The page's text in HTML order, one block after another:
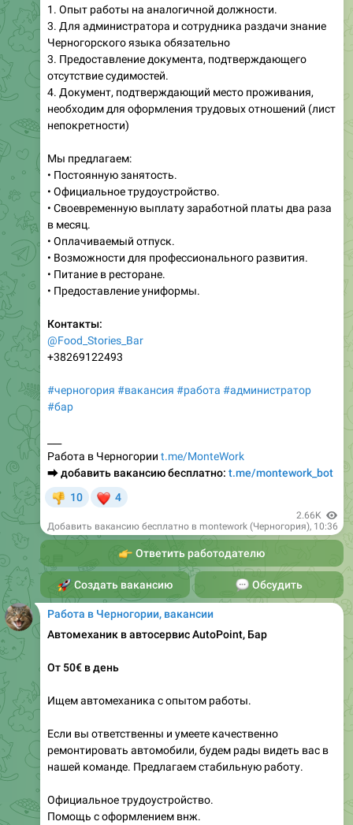
1. Опыт работы на аналогичной должности.
3. Для администратора и сотрудника раздачи знание
Черногорского языка обязательно
3. Предоставление документа, подтверждающего
отсутствие судимостей.
4. Документ, подтверждающий место проживания,
необходим для оформления трудовых отношений (лист
непокретности)
Мы предлагаем:
• Постоянную занятость.
• Официальное трудоустройство.
• Своевременную выплату заработной платы два раза
в месяц.
• Оплачиваемый отпуск.
• Возможности для профессионального развития.
• Питание в ресторане.
• Предоставление униформы.
Контакты:
@Food_Stories_Bar
+38269122493
#черногория #вакансия #работа #администратор
#бар
Работа в Черногории t.me/MonteWork
⮕добавить вакансию бесплатно: t.me/montework_bot
10 4
2.66K
Добавить вакансию бесплатно в montework (Черногория), 10:36
👉Ответить работодателю
Создать вакансию💬Обсудить
Работа в Черногории, вакансии
Автомеханик в автосервис AutoPoint, Бар
От 50€ в день
Ищем автомеханика с опытом работы.
Если вы ответственны и умеете качественно
ремонтировать автомобили, будем рады видеть вас в
нашей команде. Предлагаем стабильную работу.
Официальное трудоустройство.
Помощь с оформлением внж.